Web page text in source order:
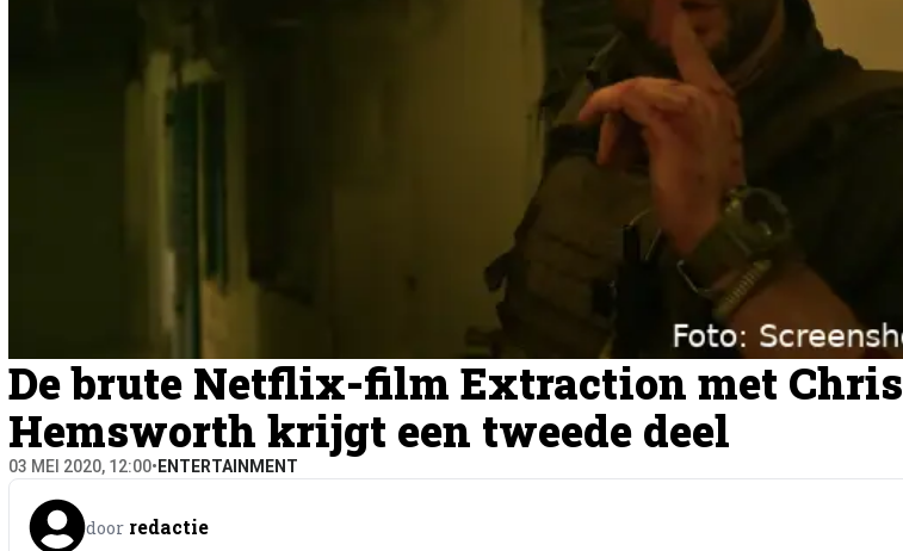
De brute Netflix-film Extraction met Chris
Hemsworth krijgt een tweede deel
03 MEI 2020, 12:00• ENTERTAINMENT
door redactie